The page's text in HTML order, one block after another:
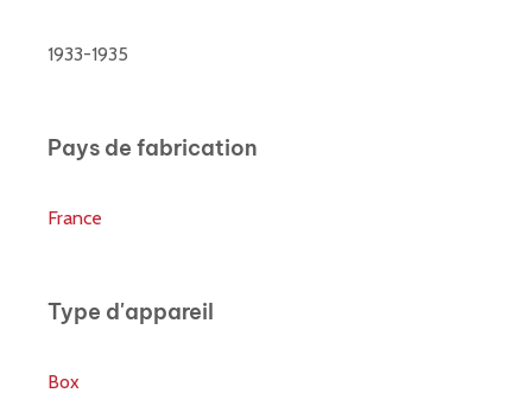
1933-1935
Pays de fabrication
France
Type d'appareil
Box